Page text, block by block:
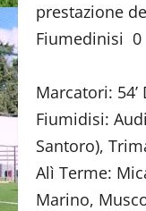
prestazione
Fiumedinisi
Marcatori: 54’
Fiumidisi:
Santoro),
Alì Terme:
Marino,